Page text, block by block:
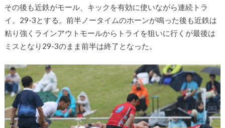
その後も近鉄がモール、キックを有効に使いながら連続トラ
イ。29-3とする。前半ノータイムのホーンが鳴った後も近鉄は
粘り強くラインアウトモールからトライを狙いに行くが最後は
ミスとなり29-3のまま前半は終了となった。